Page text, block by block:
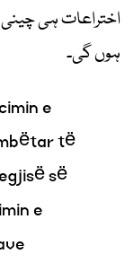
اختراعات ہی
ہوں گی۔
e
të
së
e